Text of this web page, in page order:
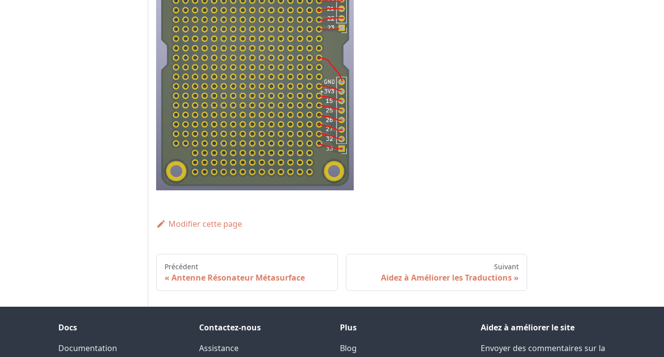
Modifier cette page
Précédent
Antenne Résonateur Métasurface
Suivant
Aidez à Améliorer les Traductions
Docs
Documentation
Contactez-nous
Assistance
Plus
Blog
Aidez à améliorer le site
Envoyer des commentaires sur la